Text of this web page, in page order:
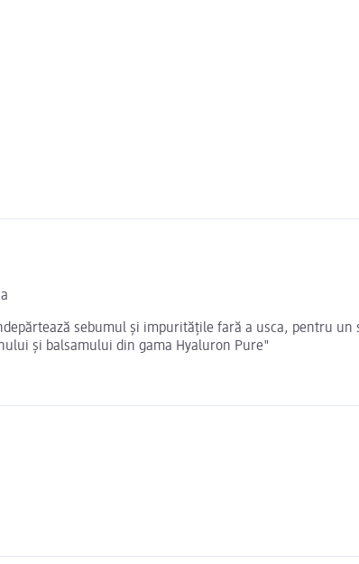
sebumul și impuritățile fară a usca, pentru
și balsamului din gama Hyaluron Pure"